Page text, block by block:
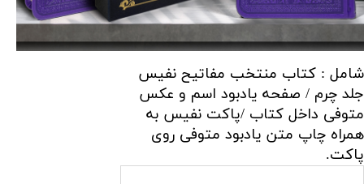
شامل : کتاب منتخب مفاتیح نفیس
جلد چرم / صفحه یادبود اسم و عکس
متوفی داخل کتاب /پاکت نفیس به
همراه چاپ متن یادبود متوفی روی
پاکت.